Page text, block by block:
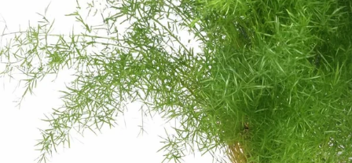
esc
BELIEBTE SUCHEN
Monstera Pflegeleicht Wenig Licht